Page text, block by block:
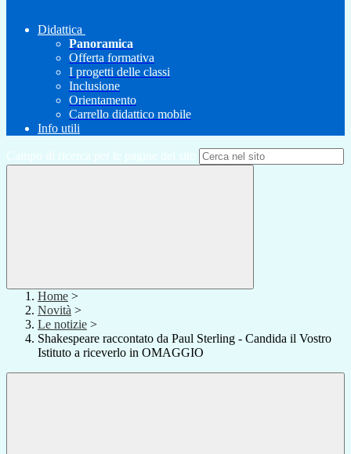
Didattica
Panoramica
Offerta formativa
I progetti delle classi
Inclusione
Orientamento
Carrello didattico mobile
Info utili
Campo di ricerca per le pagine del sito
Home >
Novità >
Le notizie >
Shakespeare raccontato da Paul Sterling - Candida il Vostro
Istituto a riceverlo in OMAGGIO